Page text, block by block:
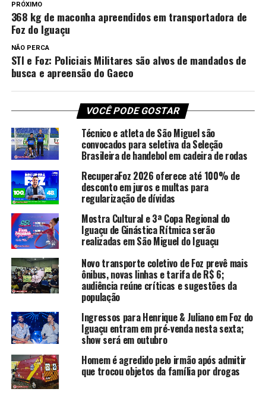
PRÓXIMO
368 kg de maconha apreendidos em transportadora de
Foz do Iguaçu
NÃO PERCA
STI e Foz: Policiais Militares são alvos de mandados de
busca e apreensão do Gaeco
VOCÊ PODE GOSTAR
Técnico e atleta de São Miguel são
convocados para seletiva da Seleção
Brasileira de handebol em cadeira de rodas
RecuperaFoz 2026 oferece até 100% de
desconto em juros e multas para
regularização de dívidas
Mostra Cultural e 3ª Copa Regional do
Iguaçu de Ginástica Rítmica serão
realizadas em São Miguel do Iguaçu
Novo transporte coletivo de Foz prevê mais
ônibus, novas linhas e tarifa de R$ 6;
audiência reúne críticas e sugestões da
população
Ingressos para Henrique & Juliano em Foz do
Iguaçu entram em pré-venda nesta sexta;
show será em outubro
Homem é agredido pelo irmão após admitir
que trocou objetos da família por drogas